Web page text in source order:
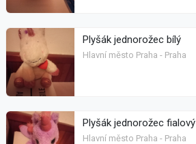
Plyšák jednorožec bílý
Hlavní město Praha - Praha
Plyšák jednorožec fialový
Hlavní město Praha - Praha